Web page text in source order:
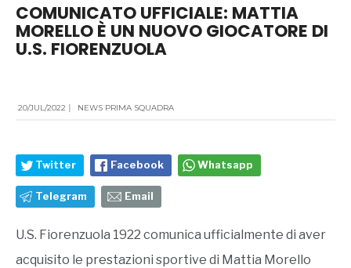
COMUNICATO UFFICIALE: MATTIA
MORELLO È UN NUOVO GIOCATORE DI
U.S. FIORENZUOLA
20/JUL/2022 | NEWS PRIMA SQUADRA
Twitter Facebook Whatsapp
Telegram Email
U.S. Fiorenzuola 1922 comunica ufficialmente di aver
acquisito le prestazioni sportive di Mattia Morello